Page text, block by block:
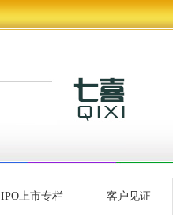
IPO上市专栏 客户见证